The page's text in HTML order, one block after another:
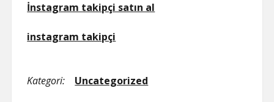
İnstagram takipçi satın al
instagram takipçi
Kategori: Uncategorized